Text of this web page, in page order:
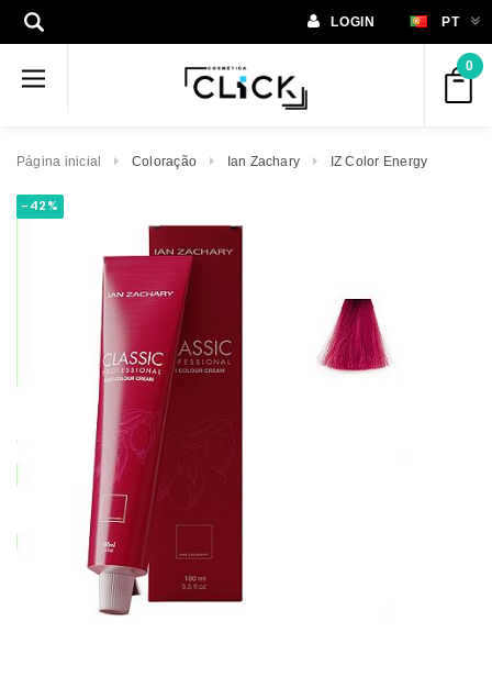
LOGIN PT
0
Página inicial Coloração Ian Zachary IZ Color Energy
-42%